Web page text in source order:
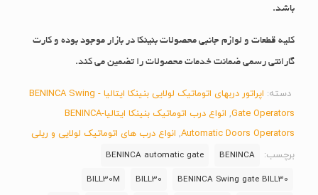
باشد.
کلیه قطعات و لوازم جانبی محصولات بنینکا در بازار موجود بوده و کارت
گارانتی رسمی ضمانت خدمات محصولات را تضمین می کند.
دسته:
اپراتور دربهای اتوماتیک لولایی بنینکا ایتالیا - BENINCA Swing
Gate Operators
,
انواع درب اتوماتیک بنینکا ایتالیا-BENINCA
Automatic Doors Operators
, انواع درب های اتوماتیک لولایی و ریلی
برچسب:
BENINCA
BENINCA automatic gate
BENINCA Swing gate BILL30
BILL30
BILL30M